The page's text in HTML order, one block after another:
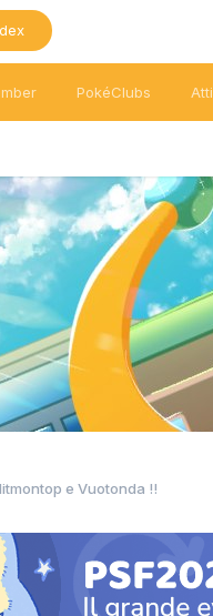
PokéClubs
e Vuotonda !!